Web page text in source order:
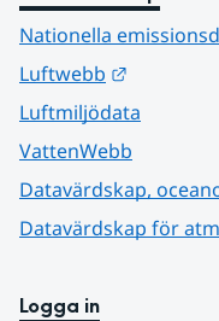
Nationella
Luftwebb
Luftmiljödata
VattenWebb
Datavärdskap,
Datavärdskap för
Logga in